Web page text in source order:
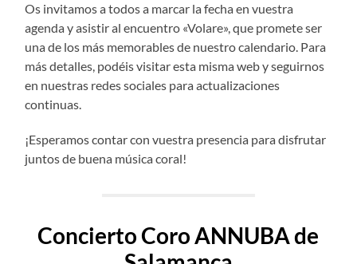
Os invitamos a todos a marcar la fecha en vuestra
agenda y asistir al encuentro «Volare», que promete ser
una de los más memorables de nuestro calendario. Para
más detalles, podéis visitar esta misma web y seguirnos
en nuestras redes sociales para actualizaciones
continuas.
¡Esperamos contar con vuestra presencia para disfrutar
juntos de buena música coral!
Concierto Coro ANNUBA de